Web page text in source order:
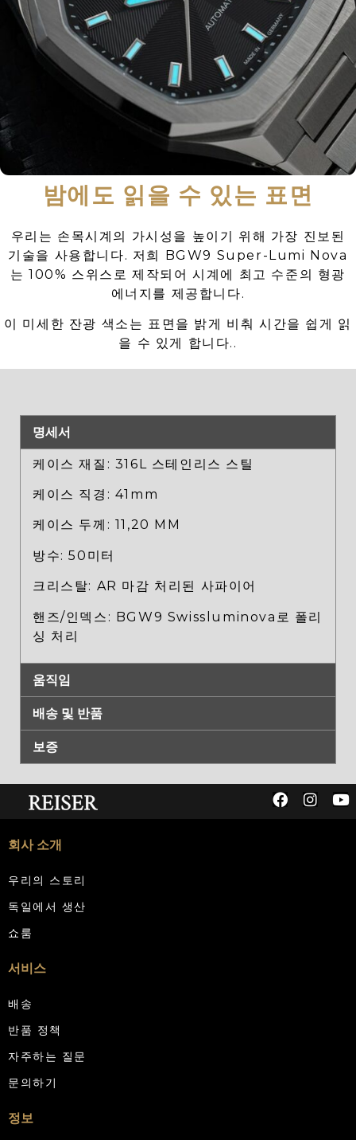
밤에도 읽을 수 있는 표면
우리는 손목시계의 가시성을 높이기 위해 가장 진보된
기술을 사용합니다. 저희 BGW9 Super-Lumi Nova
는 100% 스위스로 제작되어 시계에 최고 수준의 형광
에너지를 제공합니다.
이 미세한 잔광 색소는 표면을 밝게 비춰 시간을 쉽게 읽
을 수 있게 합니다..
명세서
케이스 재질: 316L 스테인리스 스틸
케이스 직경: 41mm
케이스 두께: 11,20 MM
방수: 50미터
크리스탈: AR 마감 처리된 사파이어
핸즈/인덱스: BGW9 Swissluminova로 폴리
싱 처리
움직임
배송 및 반품
보증
회사 소개
우리의 스토리
독일에서 생산
쇼룸
서비스
배송
반품 정책
자주하는 질문
문의하기
정보